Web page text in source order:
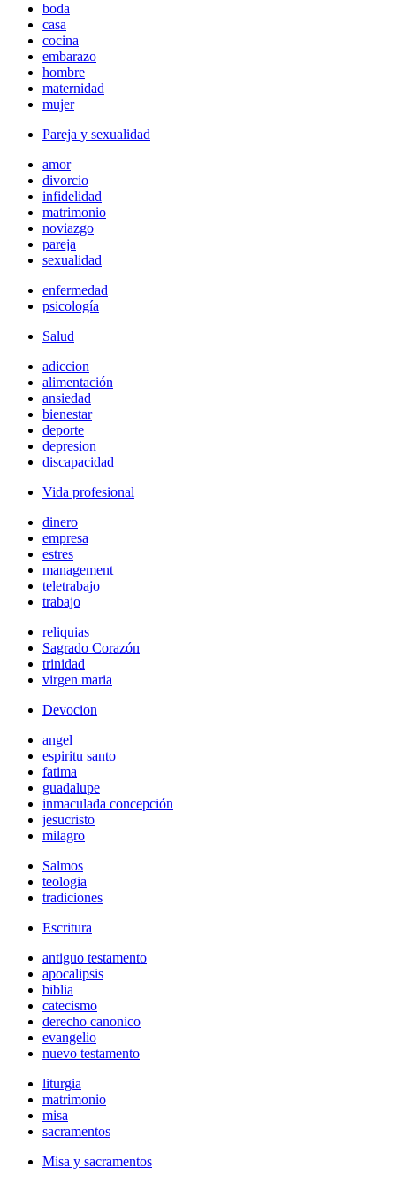
boda
casa
cocina
embarazo
hombre
maternidad
mujer
Pareja y sexualidad
amor
divorcio
infidelidad
matrimonio
noviazgo
pareja
sexualidad
enfermedad
psicología
Salud
adiccion
alimentación
ansiedad
bienestar
deporte
depresion
discapacidad
Vida profesional
dinero
empresa
estres
management
teletrabajo
trabajo
reliquias
Sagrado Corazón
trinidad
virgen maria
Devocion
angel
espiritu santo
fatima
guadalupe
inmaculada concepción
jesucristo
milagro
Salmos
teologia
tradiciones
Escritura
antiguo testamento
apocalipsis
biblia
catecismo
derecho canonico
evangelio
nuevo testamento
liturgia
matrimonio
misa
sacramentos
Misa y sacramentos